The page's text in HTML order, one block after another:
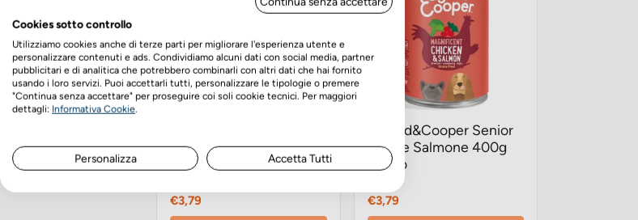
Salmone e Tacchino
400g umido
Prezzo
€3,79
Edgard&Cooper Senior
Pollo e Salmone 400g
umido
Prezzo
€3,79
Cookies sotto controllo
Utilizziamo cookies anche di terze parti per migliorare l'esperienza utente e
personalizzare contenuti e ads. Condividiamo alcuni dati con social media, partner
pubblicitari e di analitica che potrebbero combinarli con altri dati che hai fornito
usando i loro servizi. Puoi accettarli tutti, personalizzare le tipologie o premere
"Continua senza accettare" per proseguire coi soli cookie tecnici. Per maggiori
dettagli: Informativa Cookie.
Personalizza Accetta Tutti